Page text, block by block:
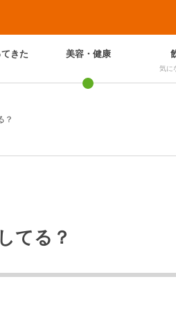
きた 美容・健康
気に
？
てる？